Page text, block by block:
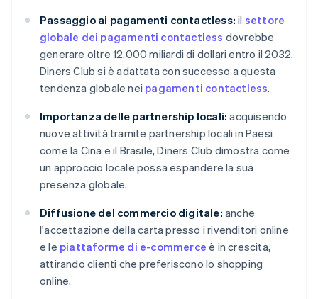
Passaggio ai pagamenti contactless: il settore
globale dei pagamenti contactless dovrebbe
generare oltre 12.000 miliardi di dollari entro il 2032.
Diners Club si è adattata con successo a questa
tendenza globale nei pagamenti contactless.
Importanza delle partnership locali: acquisendo
nuove attività tramite partnership locali in Paesi
come la Cina e il Brasile, Diners Club dimostra come
un approccio locale possa espandere la sua
presenza globale.
Diffusione del commercio digitale: anche
l'accettazione della carta presso i rivenditori online
e le piattaforme di e-commerce è in crescita,
attirando clienti che preferiscono lo shopping
online.